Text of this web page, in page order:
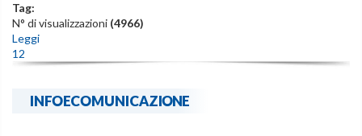
Tag:
N° di visualizzazioni (4966)
Leggi
1 2
INFOECOMUNICAZIONE